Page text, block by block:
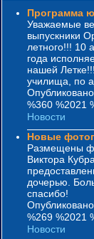
Программа
Уважаемые
выпускники
летного!!! 10
года
нашей
училища, по
%360 %2021
Новости
Новые
Размещены
Виктора
дочерью.
спасибо!
%269 %2021
Новости